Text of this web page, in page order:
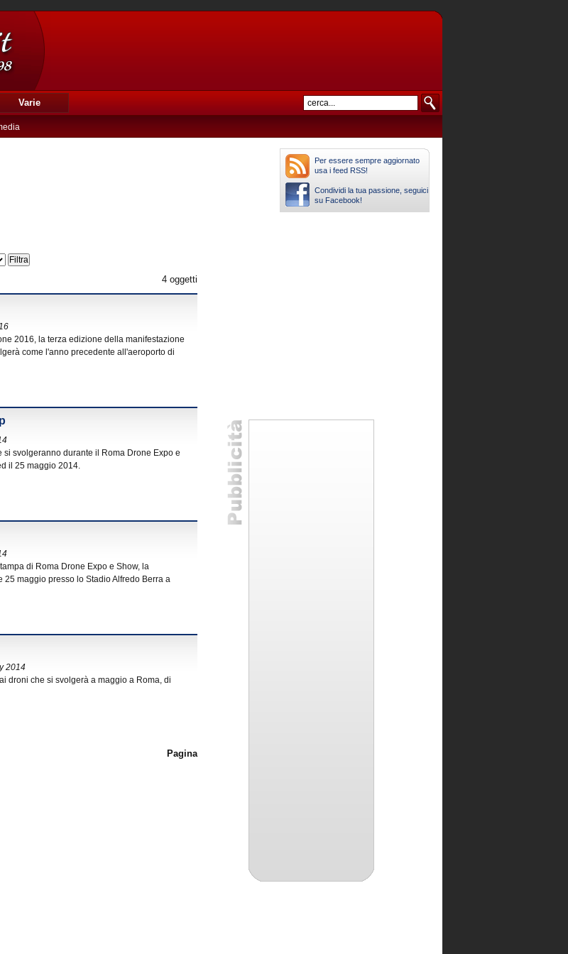
Varie
Per essere sempre aggiornato
usa i feed RSS!
Condividi la tua passione, seguici
su Facebook!
4 oggetti
2016, la terza edizione della manifestazione
come l'anno precedente all'aeroporto di
svolgeranno durante il Roma Drone Expo e
il 25 maggio 2014.
di Roma Drone Expo e Show, la
maggio presso lo Stadio Alfredo Berra a
2014
droni che si svolgerà a maggio a Roma, di
Pagina